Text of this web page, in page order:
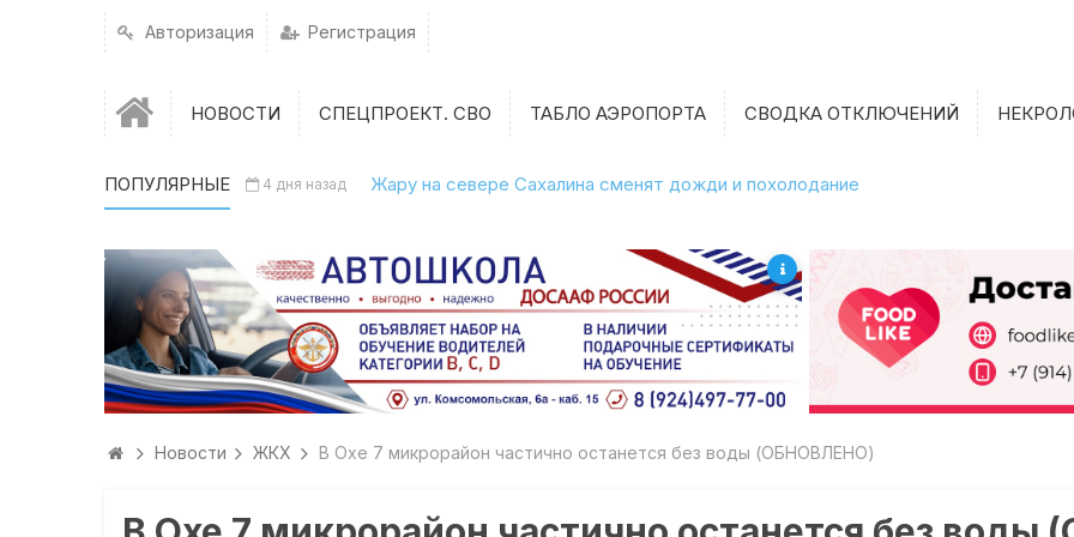
Авторизация Регистрация
НОВОСТИ СПЕЦПРОЕКТ. СВО ТАБЛО АЭРОПОРТА СВОДКА ОТКЛЮЧЕНИЙ
ПОПУЛЯРНЫЕ 4 дня назад Жару на севере Сахалина сменят дожди и похолодание
Новости ЖКХ В Охе 7 микрорайон частично останется без воды (ОБНОВЛЕНО)